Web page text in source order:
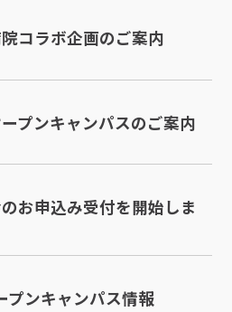
コラボ企画のご案内
プンキャンパスのご案内
お申込み受付を開始しま
ンキャンパス情報